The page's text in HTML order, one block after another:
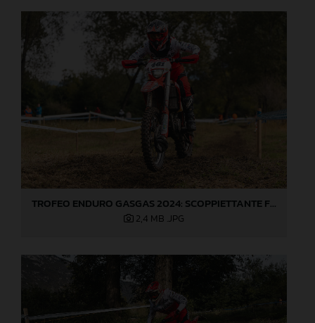
TROFEO ENDURO GASGAS 2024: SCOPPIETTANTE FINALE DI STAGIONE A LOVERE!
2,4 MB .JPG